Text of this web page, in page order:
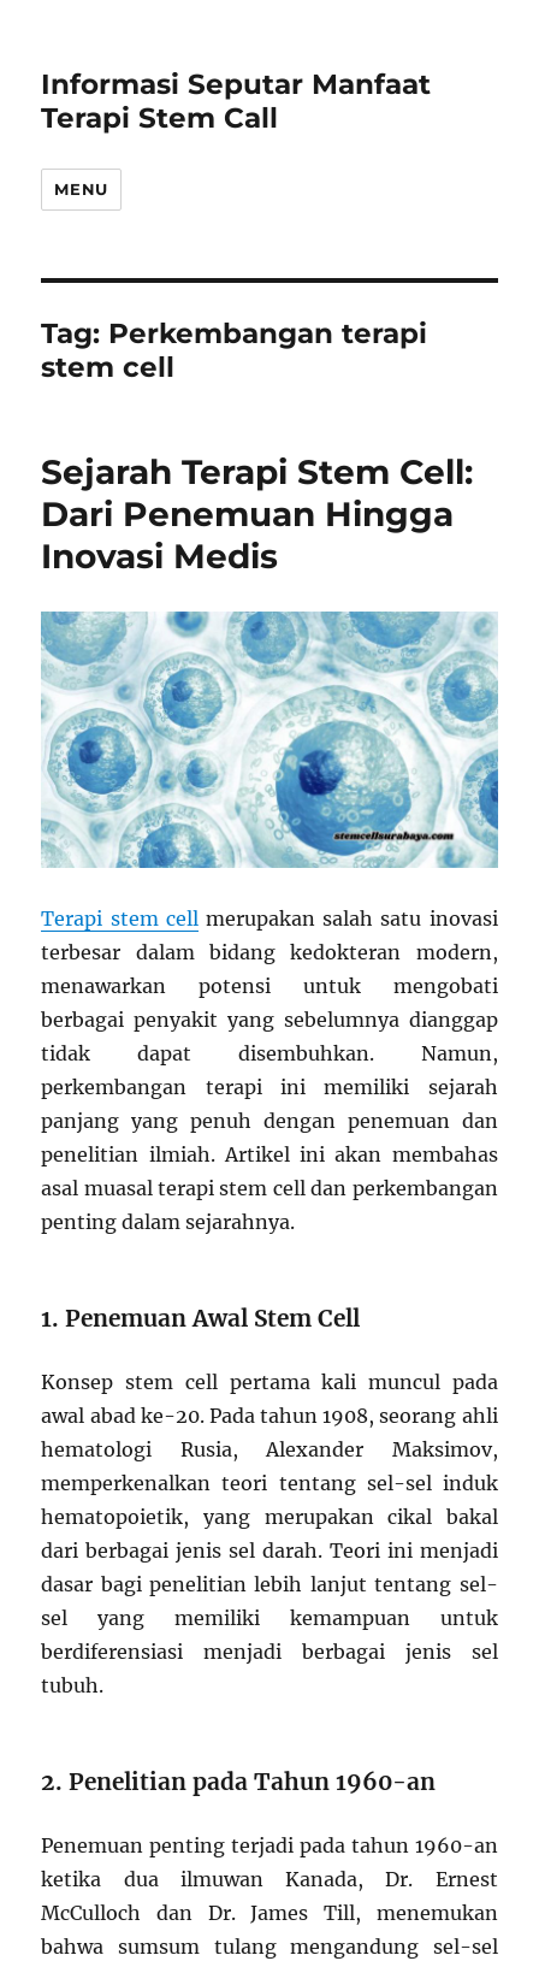
Informasi Seputar Manfaat
Terapi Stem Call
MENU
Tag: Perkembangan terapi
stem cell
Sejarah Terapi Stem Cell:
Dari Penemuan Hingga
Inovasi Medis
Terapi stem cellmerupakan salah satu inovasi
terbesar dalam bidang kedokteran modern,
menawarkan potensi untuk mengobati
berbagai penyakit yang sebelumnya dianggap
tidak dapat disembuhkan. Namun,
perkembangan terapi ini memiliki sejarah
panjang yang penuh dengan penemuan dan
penelitian ilmiah. Artikel ini akan membahas
asal muasal terapi stem cell dan perkembangan
penting dalam sejarahnya.
1. Penemuan Awal Stem Cell
Konsep stem cell pertama kali muncul pada
awal abad ke-20. Pada tahun 1908, seorang ahli
hematologi Rusia, Alexander Maksimov,
memperkenalkan teori tentang sel-sel induk
hematopoietik, yang merupakan cikal bakal
dari berbagai jenis sel darah. Teori ini menjadi
dasar bagi penelitian lebih lanjut tentang sel-
sel yang memiliki kemampuan untuk
berdiferensiasi menjadi berbagai jenis sel
tubuh.
2. Penelitian pada Tahun 1960-an
Penemuan penting terjadi pada tahun 1960-an
ketika dua ilmuwan Kanada, Dr. Ernest
McCulloch dan Dr. James Till, menemukan
bahwa sumsum tulang mengandung sel-sel